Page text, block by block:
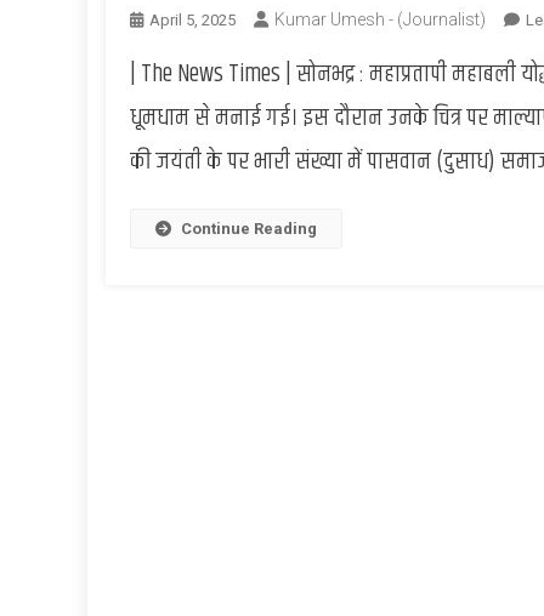
April 5, 2025 Kumar Umesh - (Journalist)
| The News Times | सोनभद्र : महाप्रतापी महाबली
धूमधाम से मनाई गई। इस दौरान उनके चित्र पर
की जयंती के पर भारी संख्या में पासवान (दुसाध)
Continue Reading